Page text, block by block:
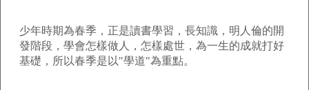
少年時期為春季，正是讀書學習，長知識，明人倫的開
發階段，學會怎樣做人，怎樣處世，為一生的成就打好
基礎，所以春季是以"學道"為重點。